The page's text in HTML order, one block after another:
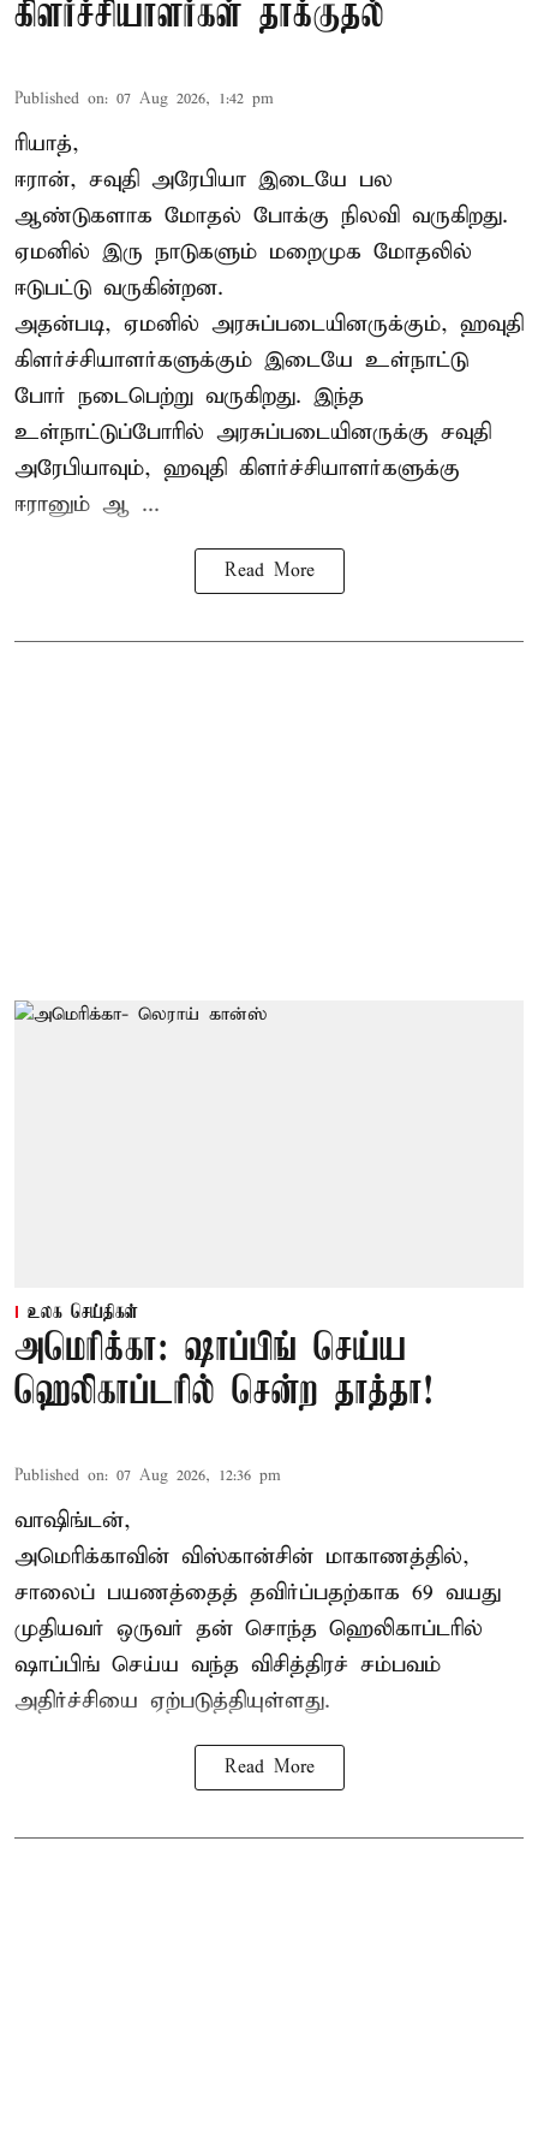
கிளர்ச்சியாளர்கள் தாக்குதல்
Published on: 07 Aug 2026, 1:42 pm
ரியாத்,
ஈரான், சவுதி அரேபியா இடையே பல
ஆண்டுகளாக மோதல் போக்கு நிலவி வருகிறது.
ஏமனில் இரு நாடுகளும் மறைமுக மோதலில்
ஈடுபட்டு வருகின்றன.
அதன்படி, ஏமனில் அரசுப்படையினருக்கும், ஹவுதி
கிளர்ச்சியாளர்களுக்கும் இடையே உள்நாட்டு
போர் நடைபெற்று வருகிறது. இந்த
உள்நாட்டுப்போரில் அரசுப்படையினருக்கு சவுதி
அரேபியாவும், ஹவுதி கிளர்ச்சியாளர்களுக்கு
ஈரானும் ஆ ...
Read More
உலக செய்திகள்
அமெரிக்கா: ஷாப்பிங் செய்ய
ஹெலிகாப்டரில் சென்ற தாத்தா!
Published on: 07 Aug 2026, 12:36 pm
வாஷிங்டன்,
அமெரிக்காவின் விஸ்கான்சின் மாகாணத்தில்,
சாலைப் பயணத்தைத் தவிர்ப்பதற்காக 69 வயது
முதியவர் ஒருவர் தன் சொந்த ஹெலிகாப்டரில்
ஷாப்பிங் செய்ய வந்த விசித்திரச் சம்பவம்
அதிர்ச்சியை ஏற்படுத்தியுள்ளது.
Read More